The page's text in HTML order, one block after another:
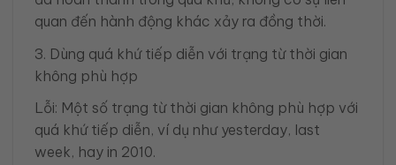
quan đến hành động khác xảy ra đồng thời.
3. Dùng quá khứ tiếp diễn với trạng từ thời gian
không phù hợp
Lỗi: Một số trạng từ thời gian không phù hợp với
quá khứ tiếp diễn, ví dụ như yesterday, last
week, hay in 2010.